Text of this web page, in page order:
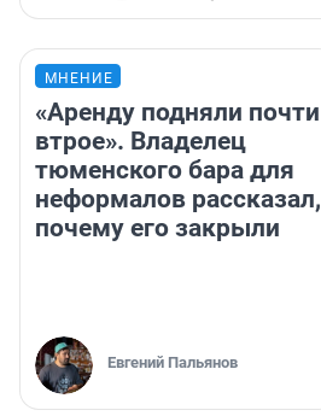
МНЕНИЕ
«Аренду подняли почти
втрое». Владелец
тюменского бара для
неформалов рассказал,
почему его закрыли
Евгений Пальянов